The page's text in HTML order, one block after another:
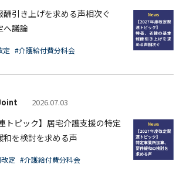
酬引き上げを求める声相次ぐ
へ議論
定 #介護給付費分科会
2026.07.03
トピック】居宅介護支援の特定
を検討を求める声
定 #介護給付費分科会